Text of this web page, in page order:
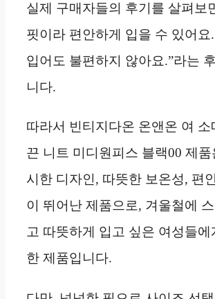
실제 구매자들의 후기를 살펴보
핏이라 편안하게 입을 수 있어요
입어도 불편하지 않아요.”라는
니다.
따라서 빈티지다온 온앤온 여 소
끈 니트 미디원피스 블랙00 제품
시한 디자인, 따뜻한 보온성, 편
이 뛰어난 제품으로, 겨울철에
고 따뜻하게 입고 싶은 여성들
한 제품입니다.